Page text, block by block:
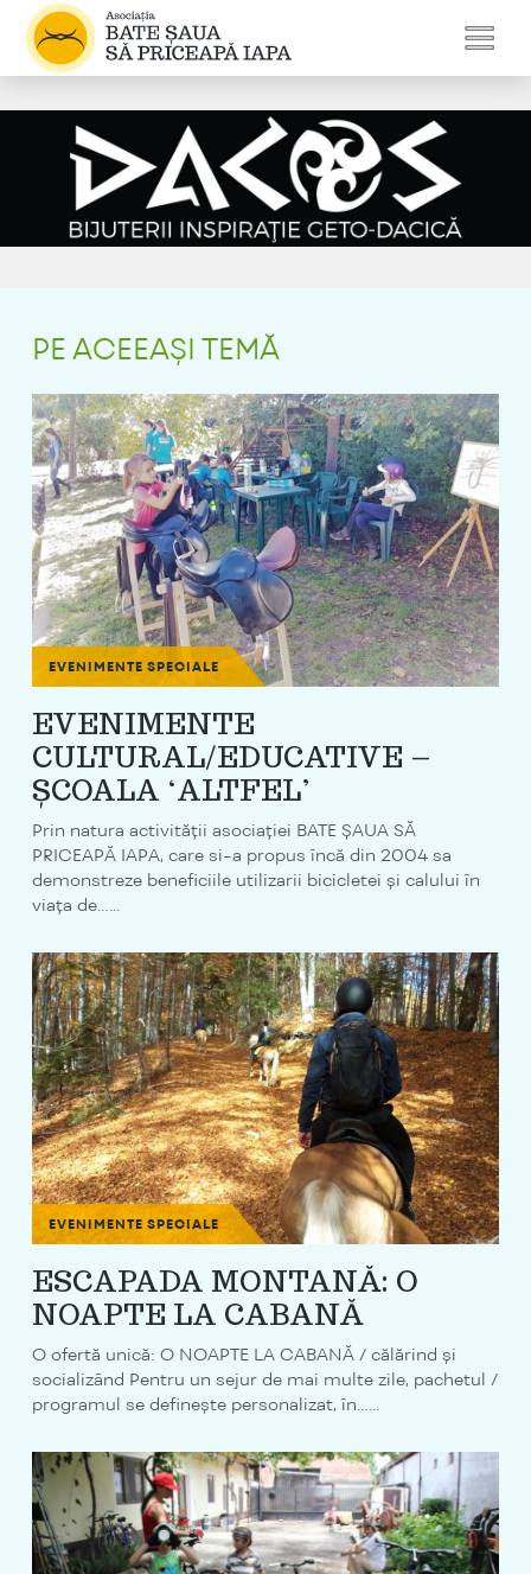
PE ACEEAȘI TEMĂ
EVENIMENTE SPECIALE
EVENIMENTE
CULTURAL/EDUCATIVE –
ȘCOALA ‘ALTFEL’
Prin natura activității asociației BATE ȘAUA SĂ
PRICEAPĂ IAPA, care si-a propus încă din 2004 sa
demonstreze beneficiile utilizarii bicicletei și calului în
viața de…...
EVENIMENTE SPECIALE
ESCAPADA MONTANĂ: O
NOAPTE LA CABANĂ
O ofertă unică: O NOAPTE LA CABANĂ / călărind și
socializând Pentru un sejur de mai multe zile, pachetul /
programul se definește personalizat, în…...